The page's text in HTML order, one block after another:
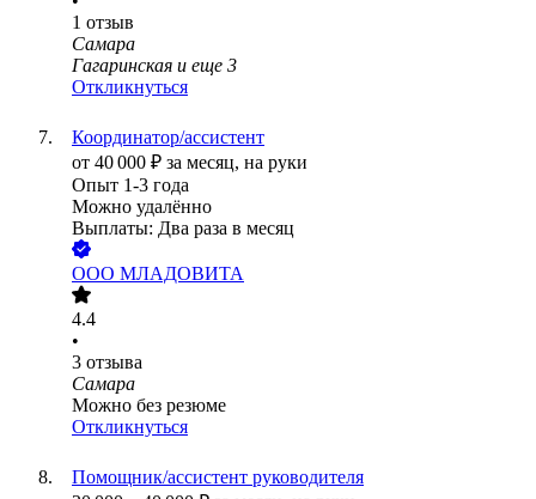
1 отзыв
Самара
Гагаринская и еще 3
Откликнуться
Координатор/ассистент
от 40 000 ₽ за месяц, на руки
Опыт 1-3 года
Можно удалённо
Выплаты: Два раза в месяц
ООО МЛАДОВИТА
4.4
•
3 отзыва
Самара
Можно без резюме
Откликнуться
Помощник/ассистент руководителя